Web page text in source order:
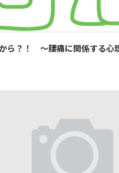
ら？！ ～腰痛に関係する心